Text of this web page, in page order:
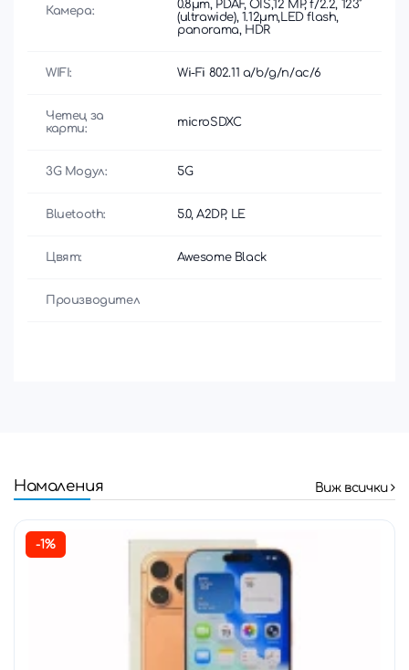
Камера:
0.8µm, PDAF, OIS,12 MP, f/2.2, 123˚
(ultrawide), 1.12µm,LED flash,
panorama, HDR
WIFI: Wi-Fi 802.11 a/b/g/n/ac/6
Четец за
карти:
microSDXC
3G Модул: 5G
Bluetooth: 5.0, A2DP, LE
Цвят: Awesome Black
Производител
Намаления Виж всички
-1%